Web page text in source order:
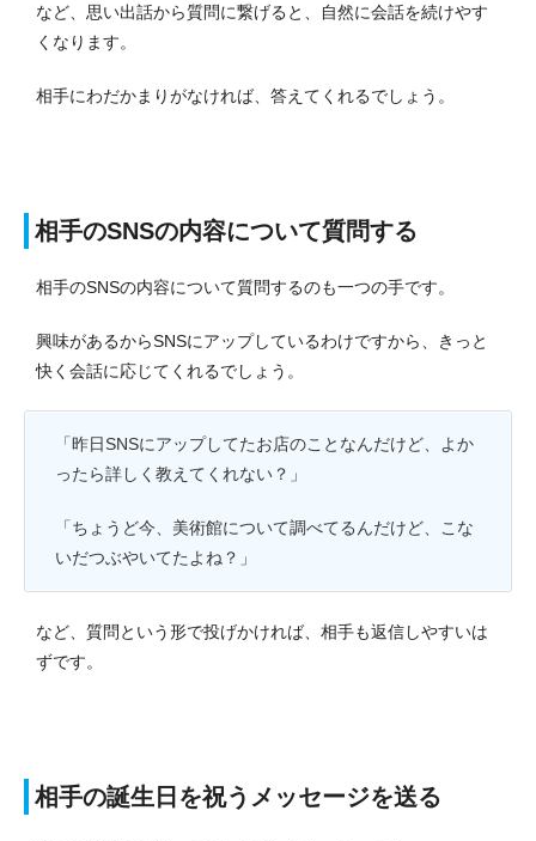
など、思い出話から質問に繋げると、自然に会話を続けやす
くなります。
相手にわだかまりがなければ、答えてくれるでしょう。
相手のSNSの内容について質問する
相手のSNSの内容について質問するのも一つの手です。
興味があるからSNSにアップしているわけですから、きっと
快く会話に応じてくれるでしょう。
「昨日SNSにアップしてたお店のことなんだけど、よか
ったら詳しく教えてくれない？」
「ちょうど今、美術館について調べてるんだけど、こな
いだつぶやいてたよね？」
など、質問という形で投げかければ、相手も返信しやすいは
ずです。
相手の誕生日を祝うメッセージを送る